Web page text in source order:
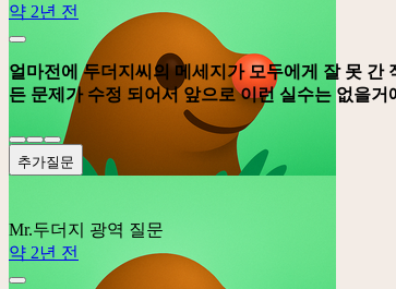
약 2년 전
얼마전에 두더지씨의 메세지가 모두에게 잘 못
든 문제가 수정 되어서 앞으로 이런 실수는 없을거
추가질문
Mr.두더지
광역 질문
약 2년 전